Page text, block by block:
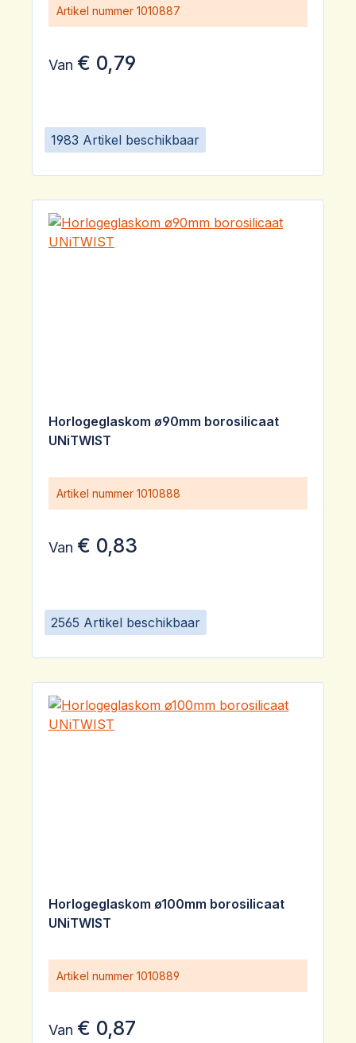
1983 Artikel beschikbaar
Artikel nummer 1010887
Van € 0,79
2565 Artikel beschikbaar
Horlogeglaskom ø90mm borosilicaat
UNiTWIST
Artikel nummer 1010888
Van € 0,83
Horlogeglaskom ø100mm borosilicaat
UNiTWIST
Artikel nummer 1010889
Van € 0,87